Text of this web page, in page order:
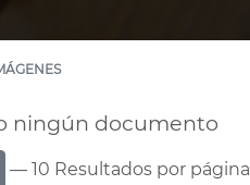
ningún documento
— 10 Resultados por página